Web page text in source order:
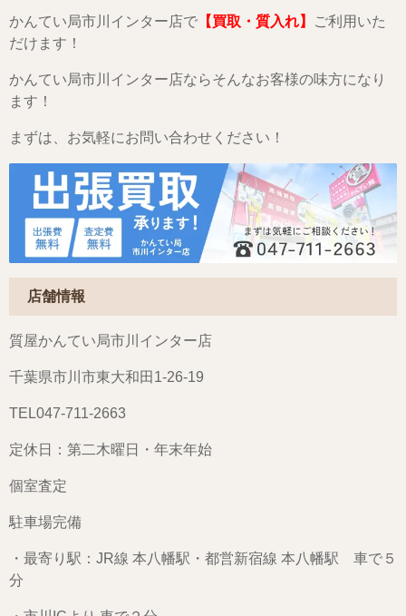
かんてい局市川インター店で 【買取・質入れ】
ご利用いた
だけます！
かんてい局市川インター店ならそんなお客様の味方になり
ます！
まずは、お気軽にお問い合わせください！
店舗情報
質屋かんてい局市川インター店
千葉県市川市東大和田1-26-19
TEL047-711-2663
定休日：第二木曜日・年末年始
個室査定
駐車場完備
・最寄り駅：JR線 本八幡駅・都営新宿線 本八幡駅 車で５
分